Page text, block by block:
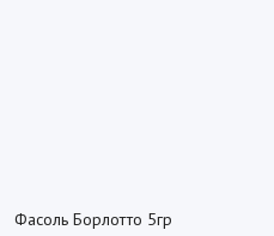
Фасоль Борлотто 5гр